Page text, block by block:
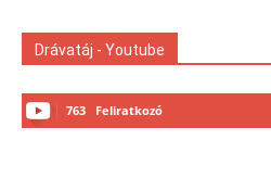
Drávatáj - Youtube
763 Feliratkozó